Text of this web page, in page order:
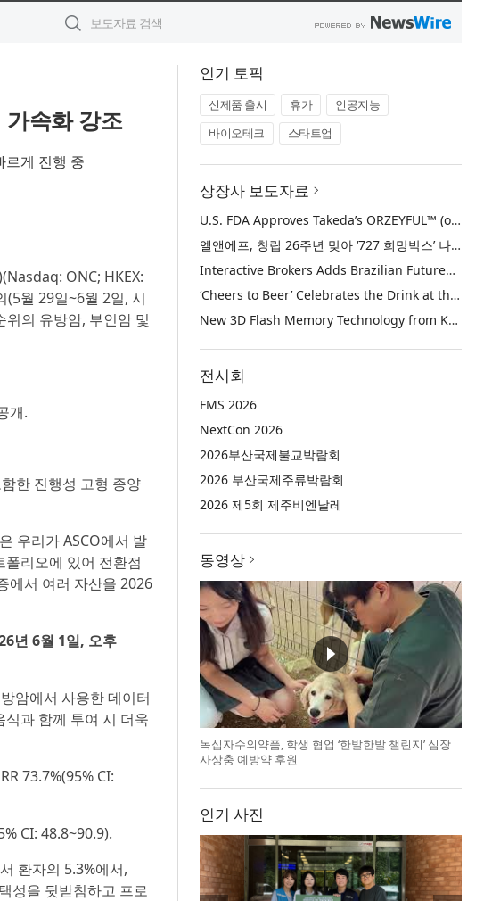
가속화 강조
르게 진행 중
ONC; HKEX:
월 29일~6월 2일, 시
의 유방암, 부인암 및
개.
한 진행성 고형 종양
우리가 ASCO에서 발
리오에 있어 전환점
에서 여러 자산을 2026
년 6월 1일, 오후
암에서 사용한 데이터
과 함께 투여 시 더욱
73.7%(95% CI:
CI: 48.8~90.9).
환자의 5.3%에서,
성을 뒷받침하고 프로
인기 토픽
신제품 출시 휴가
인공지능
바이오테크
스타트업
상장사 보도자료
U.S. FDA Approves Takeda’s ORZEYFUL™ (oveporexton), the First and Only Medicine to Treat the Underlying Cause of Narcolepsy Type 1
엘앤에프, 창립 26주년 맞아 ‘727 희망박스’ 나눔 캠페인 진행… 임직원과 함께 대구 지역사회 상생 실천
Interactive Brokers Adds Brazilian Futures through Brazil’s B3 Exchange
‘Cheers to Beer’ Celebrates the Drink at the Heart of Life’s Meaningful Moments
New 3D Flash Memory Technology from Kioxia and Sandisk Achieves Industry’s Highest Bit Density for QLC NAND
전시회
FMS 2026
NextCon 2026
2026부산국제불교박람회
2026 부산국제주류박람회
2026 제5회 제주비엔날레
동영상
녹십자수의약품, 학생 협업 ‘한발한발 챌린지’ 심장
사상충 예방약 후원
인기 사진